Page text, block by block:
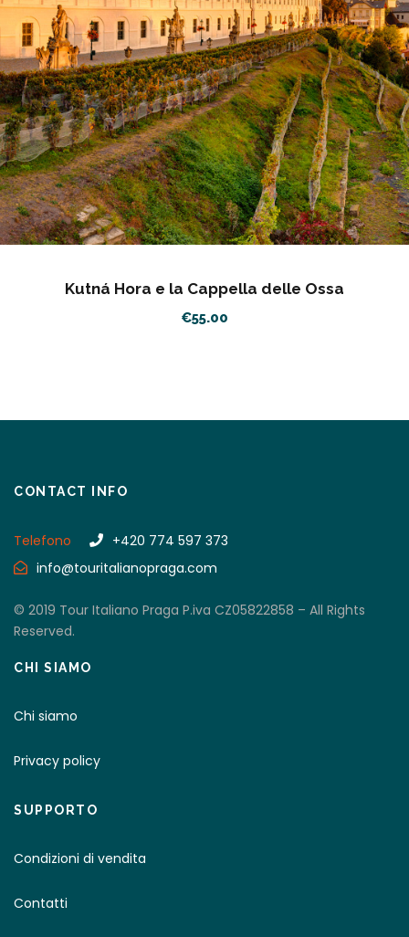
Kutná Hora e la Cappella delle Ossa
€55.00
CONTACT INFO
Telefono
+420 774 597 373
info@touritalianopraga.com
© 2019 Tour Italiano Praga P.iva CZ05822858 – All Rights
Reserved.
CHI SIAMO
Chi siamo
Privacy policy
SUPPORTO
Condizioni di vendita
Contatti